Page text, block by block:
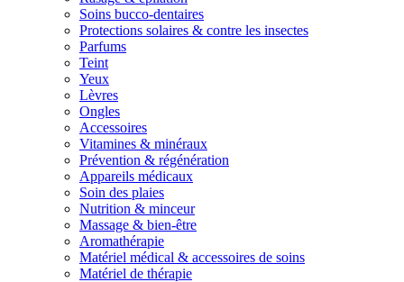
Soins bucco-dentaires
Protections solaires & contre les insectes
Parfums
Teint
Yeux
Lèvres
Ongles
Accessoires
Vitamines & minéraux
Prévention & régénération
Appareils médicaux
Soin des plaies
Nutrition & minceur
Massage & bien-être
Aromathérapie
Matériel médical & accessoires de soins
Matériel de thérapie